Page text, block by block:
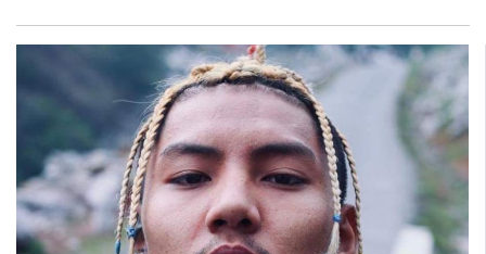
गल्फ
अमेरिका
एसिया
यूरोप